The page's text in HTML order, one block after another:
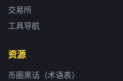
交易所
工具导航
资源
币圈黑话（术语表）